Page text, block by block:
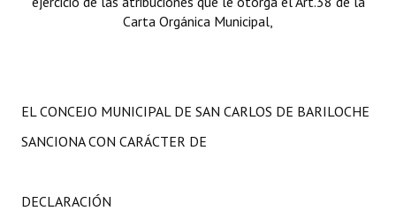
Carta Orgánica Municipal,
EL CONCEJO MUNICIPAL DE SAN CARLOS DE BARILOCHE
SANCIONA CON CARÁCTER DE
DECLARACIÓN